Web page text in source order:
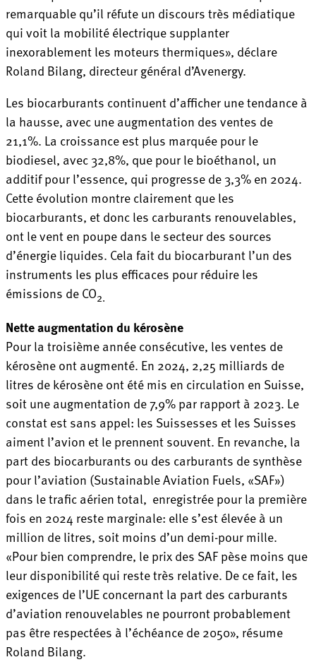
remarquable qu’il réfute un discours très médiatique
qui voit la mobilité électrique supplanter
inexorablement les moteurs thermiques», déclare
Roland Bilang, directeur général d’Avenergy.
Les biocarburants continuent d’afficher une tendance à
la hausse, avec une augmentation des ventes de
21,1%. La croissance est plus marquée pour le
biodiesel, avec 32,8%, que pour le bioéthanol, un
additif pour l’essence, qui progresse de 3,3% en 2024.
Cette évolution montre clairement que les
biocarburants, et donc les carburants renouvelables,
ont le vent en poupe dans le secteur des sources
d’énergie liquides. Cela fait du biocarburant l’un des
instruments les plus efficaces pour réduire les
émissions de CO2.
Nette augmentation du kérosène
Pour la troisième année consécutive, les ventes de
kérosène ont augmenté. En 2024, 2,25 milliards de
litres de kérosène ont été mis en circulation en Suisse,
soit une augmentation de 7,9% par rapport à 2023. Le
constat est sans appel: les Suissesses et les Suisses
aiment l’avion et le prennent souvent. En revanche, la
part des biocarburants ou des carburants de synthèse
pour l’aviation (Sustainable Aviation Fuels, «SAF»)
dans le trafic aérien total, enregistrée pour la première
fois en 2024 reste marginale: elle s’est élevée à un
million de litres, soit moins d’un demi-pour mille.
«Pour bien comprendre, le prix des SAF pèse moins que
leur disponibilité qui reste très relative. De ce fait, les
exigences de l’UE concernant la part des carburants
d’aviation renouvelables ne pourront probablement
pas être respectées à l’échéance de 2050», résume
Roland Bilang.